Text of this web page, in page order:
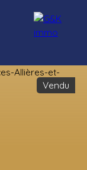
Vendu